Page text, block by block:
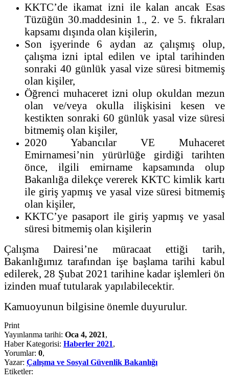
KKTC’de ikamat izni ile kalan ancak Esas
Tüzüğün 30.maddesinin 1., 2. ve 5. fıkraları
kapsamı dışında olan kişilerin,
Son işyerinde 6 aydan az çalışmış olup,
çalışma izni iptal edilen ve iptal tarihinden
sonraki 40 günlük yasal vize süresi bitmemiş
olan kişiler,
Öğrenci muhaceret izni olup okuldan mezun
olan ve/veya okulla ilişkisini kesen ve
kestikten sonraki 60 günlük yasal vize süresi
bitmemiş olan kişiler,
2020 Yabancılar VE Muhaceret
Emirnamesi’nin yürürlüğe girdiği tarihten
önce, ilgili emirname kapsamında olup
Bakanlığa dilekçe vererek KKTC kimlik kartı
ile giriş yapmış ve yasal vize süresi bitmemiş
olan kişiler,
KKTC’ye pasaport ile giriş yapmış ve yasal
süresi bitmemiş olan kişilerin
Çalışma Dairesi’ne müracaat ettiği tarih,
Bakanlığımız tarafından işe başlama tarihi kabul
edilerek, 28 Şubat 2021 tarihine kadar işlemleri ön
izinden muaf tutularak yapılabilecektir.
Kamuoyunun bilgisine önemle duyurulur.
Print
Yayınlanma tarihi: Oca 4, 2021,
Haber Kategorisi: Haberler 2021,
Yorumlar: 0,
Yazar: Çalışma ve Sosyal Güvenlik Bakanlığı
Etiketler: